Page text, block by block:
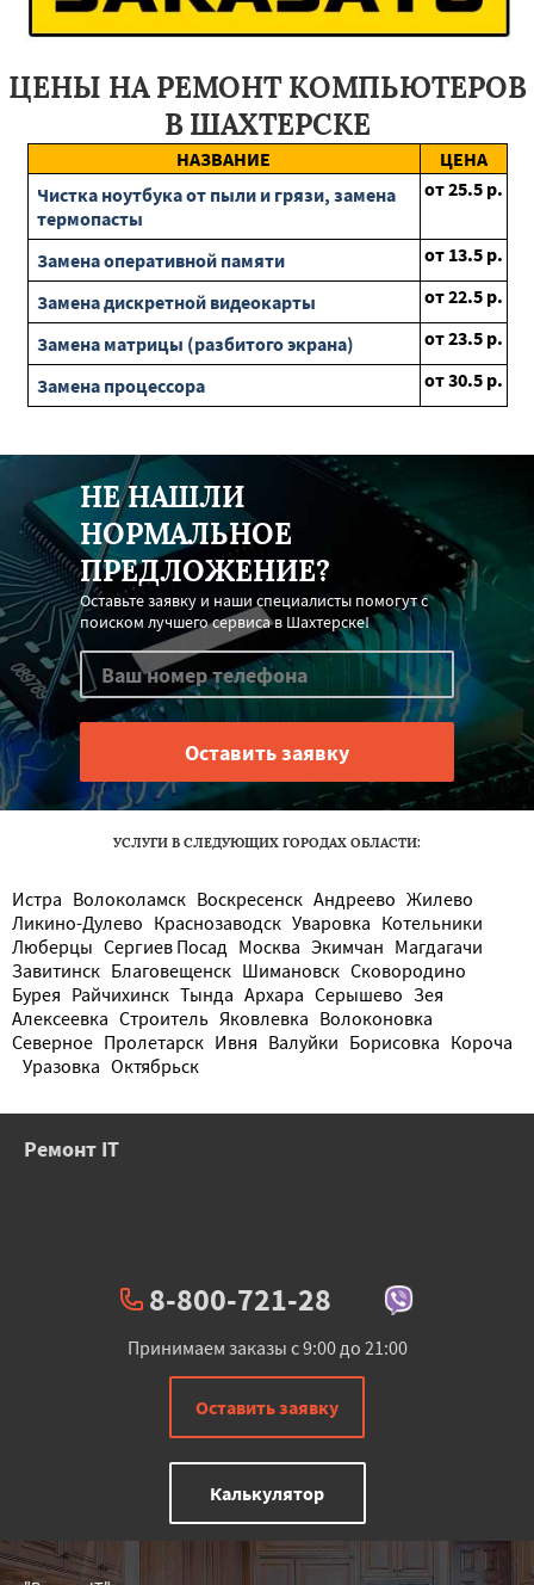
Пересвет
Электросталь Родники
Красноармейск
Шимановск Архара Завитинск Экимчан
Свободный Райчихинск
Грайворон Ровеньки Волоконовка Алексеевка
Ивня Ракитное
Северное
Валуйки Уразовка
ЦЕНЫ НА РЕМОНТ КОМПЬЮТЕРОВ
В ШАХТЕРСКЕ
НАЗВАНИЕ
ЦЕНА
Чистка ноутбука от пыли и грязи, замена
термопасты
от25.5 р.
Замена оперативной памяти от 13.5 р.
Замена дискретной видеокарты
от22.5 р.
Замена матрицы (разбитого экрана)
от23.5 р.
Замена процессора
от30.5 р.
НЕ НАШЛИ
НОРМАЛЬНОЕ
ПРЕДЛОЖЕНИЕ?
Оставьте заявку и наши специалисты помогут с
поиском лучшего сервиса в Шахтерске!
УСЛУГИ В СЛЕДУЮЩИХ ГОРОДАХ ОБЛАСТИ:
Истра Волоколамск Воскресенск Андреево Жилево
Ликино-Дулево Краснозаводск Уваровка Котельники
Люберцы Сергиев Посад Москва Экимчан Магдагачи
Завитинск Благовещенск Шимановск Сковородино
Бурея Райчихинск Тында Архара Серышево Зея
Алексеевка Строитель Яковлевка Волоконовка
Северное Пролетарск Ивня Валуйки Борисовка Короча
Уразовка Октябрьск
Ремонт IT
8-800-721-28
Принимаем заказы с 9:00 до 21:00
Оставить заявку
Калькулятор